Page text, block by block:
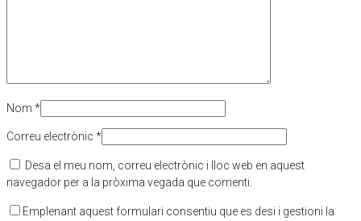
Nom *
Correu electrònic *
Desa el meu nom, correu electrònic i lloc web en aquest
navegador per a la pròxima vegada que comenti.
Emplenant aquest formulari consentiu que es desi i gestioni la